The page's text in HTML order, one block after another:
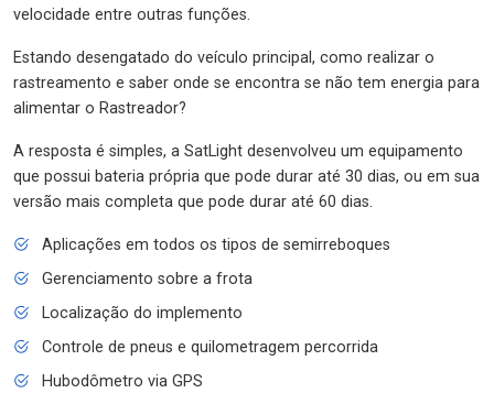
velocidade entre outras funções.
Estando desengatado do veículo principal, como realizar o
rastreamento e saber onde se encontra se não tem energia para
alimentar o Rastreador?
A resposta é simples, a SatLight desenvolveu um equipamento
que possui bateria própria que pode durar até 30 dias, ou em sua
versão mais completa que pode durar até 60 dias.
Aplicações em todos os tipos de semirreboques
Gerenciamento sobre a frota
Localização do implemento
Controle de pneus e quilometragem percorrida
Hubodômetro via GPS